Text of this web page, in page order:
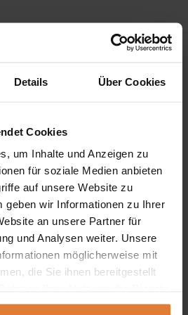
Details Über Cookies
Cookies
um Inhalte und Anzeigen zu
für soziale Medien anbieten
auf unsere Website zu
geben wir Informationen zu Ihrer
an unsere Partner für
und Analysen weiter. Unsere
möglicherweise mit
die Sie ihnen bereitgestellt
Vorderseite der Kommode tragen
Charme. Sie verleihen dem
und stilvollen Look, der
Designs begeistern wird.
aus dem System MIO
elegant und schafft eine
die zur Entspannung und
nach einer Kommode sind, die
aus dem MIO-System Ihre